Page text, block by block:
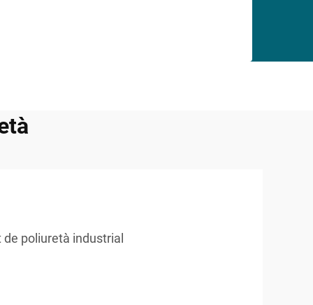
de poliuretà industrial